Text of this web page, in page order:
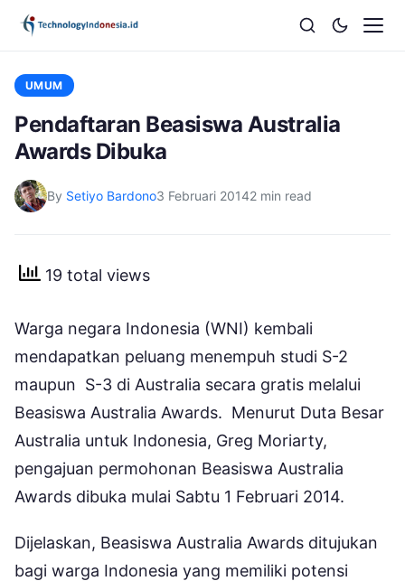
UMUM
Pendaftaran Beasiswa Australia
Awards Dibuka
By Setiyo Bardono3 Februari 20142 min read
19 total views
Warga negara Indonesia (WNI) kembali
mendapatkan peluang menempuh studi S-2
maupun S-3 di Australia secara gratis melalui
Beasiswa Australia Awards. Menurut Duta Besar
Australia untuk Indonesia, Greg Moriarty,
pengajuan permohonan Beasiswa Australia
Awards dibuka mulai Sabtu 1 Februari 2014.
Dijelaskan, Beasiswa Australia Awards ditujukan
bagi warga Indonesia yang memiliki potensi